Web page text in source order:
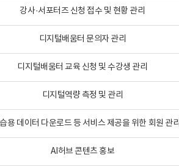
강사·서포터즈 신청 접수 및 현황 관리
디지털배움터 문의자 관리
디지털배움터 교육 신청 및 수강생 관리
디지털역량 측정 및 관리
용 데이터 다운로드 등 서비스 제공을 위한 회원 관리
AI허브 콘텐츠 홍보